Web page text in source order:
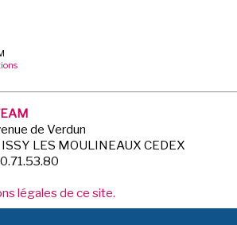
de Verdun
LES MOULINEAUX CEDEX
légales de ce site.